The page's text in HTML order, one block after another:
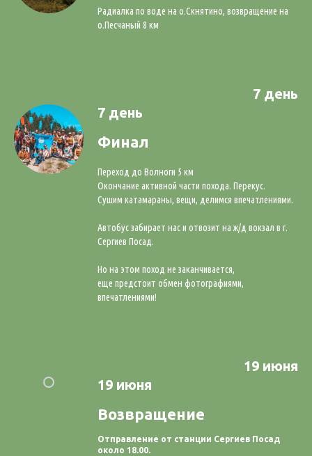
Радиалка по воде на о.Скнятино, возвращение на
о.Песчаный 8 км
7 день
7 день
Финал
Переход до Волноги 5 км
Окончание активной части похода. Перекус.
Сушим катамараны, вещи, делимся впечатлениями.
Автобус забирает нас и отвозит на ж/д вокзал в г.
Сергиев Посад.
Но на этом поход не заканчивается,
еще предстоит обмен фотографиями,
впечатлениями!
19 июня
19 июня
Возвращение
Отправление от станции Сергиев Посад
около 18.00.